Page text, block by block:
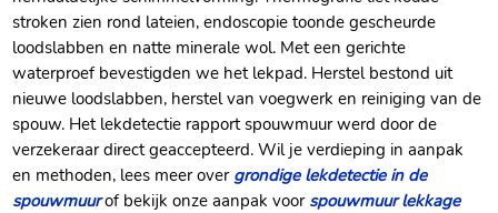
stroken zien rond lateien, endoscopie toonde gescheurde
loodslabben en natte minerale wol.​ Met een gerichte
waterproef bevestigden we het lekpad.​ Herstel bestond uit
nieuwe loodslabben, herstel van voegwerk en reiniging van de
spouw.​ Het lekdetectie rapport spouwmuur werd door de
verzekeraar direct geaccepteerd.​ Wil je verdieping in aanpak
en methoden, lees meer over grondige lekdetectie in de
spouwmuurof bekijk onze aanpak voor spouwmuur lekkage